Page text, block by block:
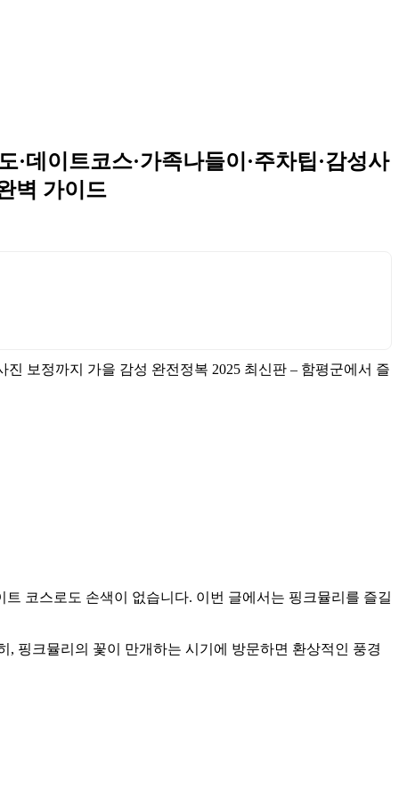
데이트코스·가족나들이·주차팁·감성사
벽 가이드
코스로도 손색이 없습니다. 이번 글에서는 핑크뮬리를 즐길
핑크뮬리의 꽃이 만개하는 시기에 방문하면 환상적인 풍경